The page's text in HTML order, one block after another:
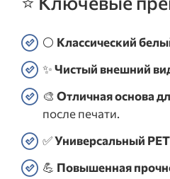
⚪ Классический
✨Чистый внешний
🎨 Отличная основа
после печати.
✅Универсальный
💪 Повышенная